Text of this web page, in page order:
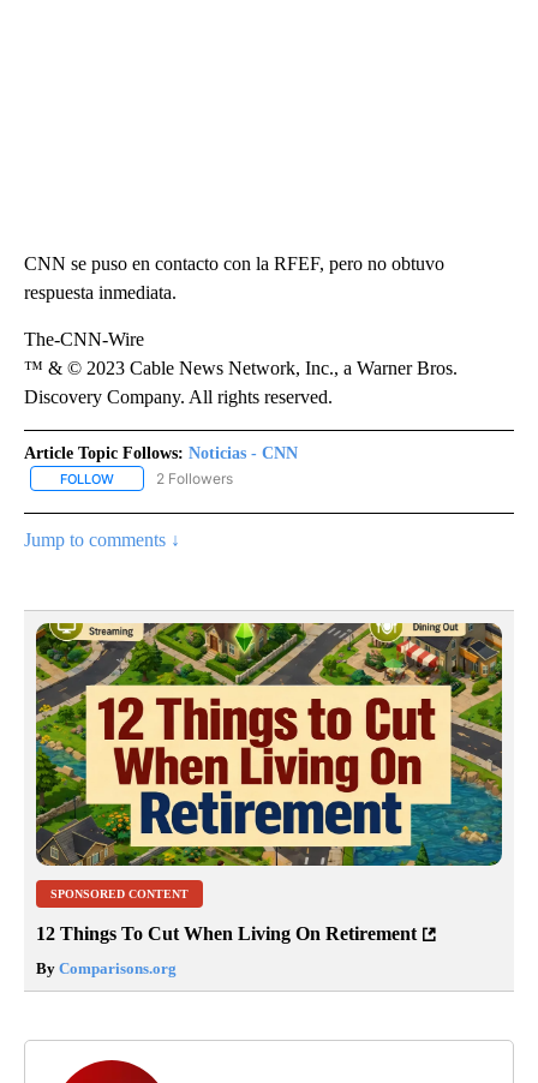
CNN se puso en contacto con la RFEF, pero no obtuvo
respuesta inmediata.
The-CNN-Wire
™ & © 2023 Cable News Network, Inc., a Warner Bros.
Discovery Company. All rights reserved.
Article Topic Follows: Noticias - CNN
FOLLOW FOLLOW "NOTICIAS - CNN" TO RECEIVE NOTIFICATIONS ABOUT
2 Followers
Jump to comments ↓
SPONSORED CONTENT
12 Things To Cut When Living On Retirement
By Comparisons.org